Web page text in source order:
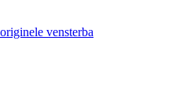
vensterba